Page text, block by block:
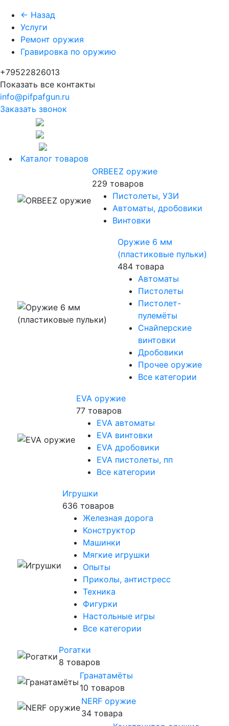
← Назад
Услуги
Ремонт оружия
Гравировка по оружию
+79522826013
Показать все контакты
info@pifpafgun.ru
Заказать звонок
Каталог товаров
ORBEEZ оружие
229 товаров
Пистолеты, УЗИ
Автоматы, дробовики
Винтовки
Оружие 6 мм
(пластиковые пульки)
484 товара
Автоматы
Пистолеты
Пистолет-
пулемёты
Снайперские
винтовки
Дробовики
Прочее оружие
Все категории
EVA оружие
77 товаров
EVA автоматы
EVA винтовки
EVA дробовики
EVA пистолеты, пп
Все категории
Игрушки
636 товаров
Железная дорога
Конструктор
Машинки
Мягкие игрушки
Опыты
Приколы, антистресс
Техника
Фигурки
Настольные игры
Все категории
Рогатки
8 товаров
Гранатамёты
10 товаров
NERF оружие
34 товара